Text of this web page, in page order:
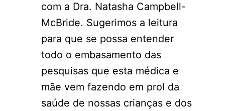
com a Dra. Natasha Campbell-
McBride. Sugerimos a leitura
para que se possa entender
todo o embasamento das
pesquisas que esta médica e
mãe vem fazendo em prol da
saúde de nossas crianças e dos